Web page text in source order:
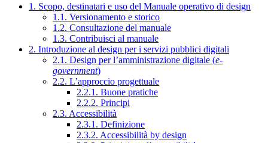
1. Scopo, destinatari e uso del Manuale operativo di design
1.1. Versionamento e storico
1.2. Consultazione del manuale
1.3. Contribuisci al manuale
2. Introduzione al design per i servizi pubblici digitali
2.1. Design per l’amministrazione digitale (e-
government)
2.2. L’approccio progettuale
2.2.1. Buone pratiche
2.2.2. Principi
2.3. Accessibilità
2.3.1. Definizione
2.3.2. Accessibilità by design